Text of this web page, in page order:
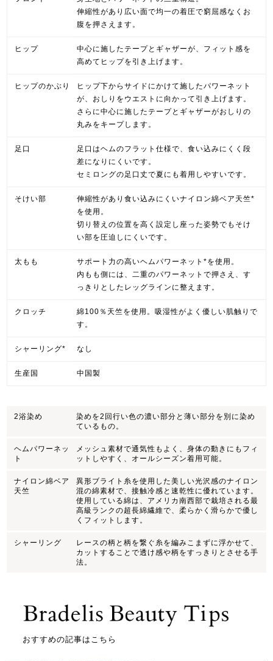
伸縮性があり広い面で均一の着圧で窮屈感なくお
腹を押さえます。
ヒップ
中心に施したテープとギャザーが、フィット感を
高めてヒップを引き上げます。
ヒップのかぶり
ヒップ下からサイドにかけて施したパワーネット
が、おしりをウエストに向かって引き上げます。
さらに中心に施したテープとギャザーがおしりの
丸みをキープします。
足口
足口はヘムのフラット仕様で、食い込みにくく段
差になりにくいです。
セミロングの足口丈で夏にも着用しやすいです。
そけい部
伸縮性があり食い込みにくいナイロン綿ベア天竺*
を使用。
切り替えの位置を高く設定し座った姿勢でもそけ
い部を圧迫しにくいです。
太もも
サポート力の高いヘムパワーネット*を使用。
内もも側には、二重のパワーネットで押さえ、す
っきりとしたレッグラインに整えます。
クロッチ
綿100％天竺を使用。吸湿性がよく優しい肌触りで
す。
シャーリング* なし
生産国 中国製
2浴染め
染めを2回行い色の濃い部分と薄い部分を別に染め
ているもの。
ヘムパワーネッ
ト
メッシュ素材で通気性もよく、身体の動きにもフィ
ットしやすく、オールシーズン着用可能。
ナイロン綿ベア
天竺
異形ブライト糸を使用した美しい光沢感のナイロン
混の綿素材で、接触冷感と速乾性に優れています。
使用している綿は、アメリカ南西部で栽培される最
高級ランクの超長綿繊維で、柔らかく滑らかで優し
くフィットします。
シャーリング
レースの柄と柄を繋ぐ糸を編みこまずに浮かせて、
カットすることで透け感や柄をすっきりとさせる手
法。
おすすめの記事はこちら